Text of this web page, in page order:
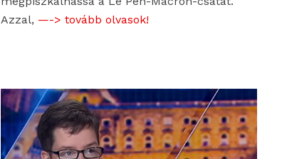
Azzal, —-> tovább olvasok!